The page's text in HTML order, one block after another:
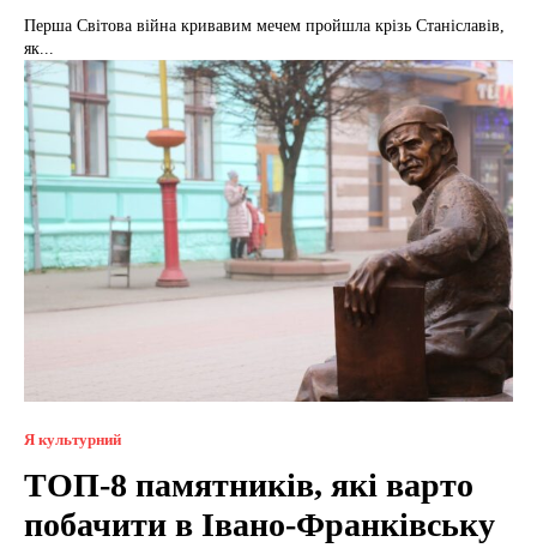
Перша Світова війна кривавим мечем пройшла крізь Станіславів,
як...
Я культурний
ТОП-8 памятників, які варто
побачити в Івано-Франківську